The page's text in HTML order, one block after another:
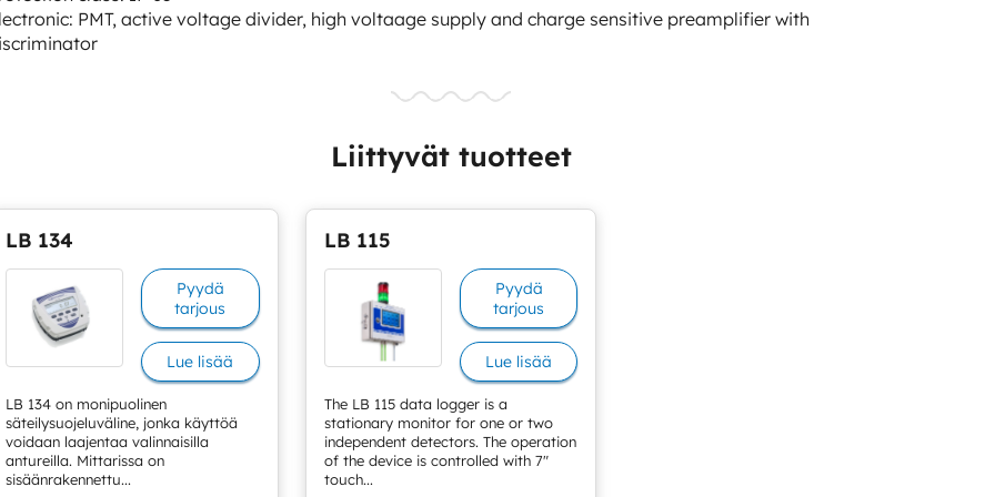
PMT, active voltage divider, high voltaage supply and charge sensitive preamplifier with
Liittyvät tuotteet
LB 134
LB 134 on monipuolinen
säteilysuojeluväline, jonka käyttöä
voidaan laajentaa valinnaisilla
antureilla. Mittarissa on
sisäänrakennettu...
Pyydä
tarjous
Lue lisää
LB 115
The LB 115 data logger is a
stationary monitor for one or two
independent detectors. The operation
of the device is controlled with 7″
touch...
Pyydä
tarjous
Lue lisää